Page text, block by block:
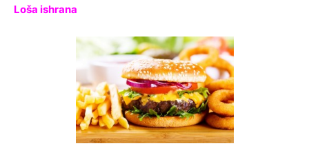
Loša ishrana